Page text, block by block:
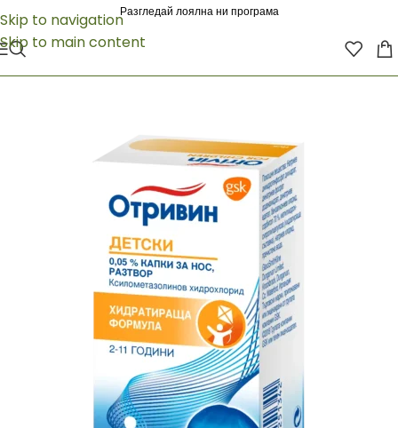
Skip to navigation
Skip to main content
Разгледай лоялна ни програма